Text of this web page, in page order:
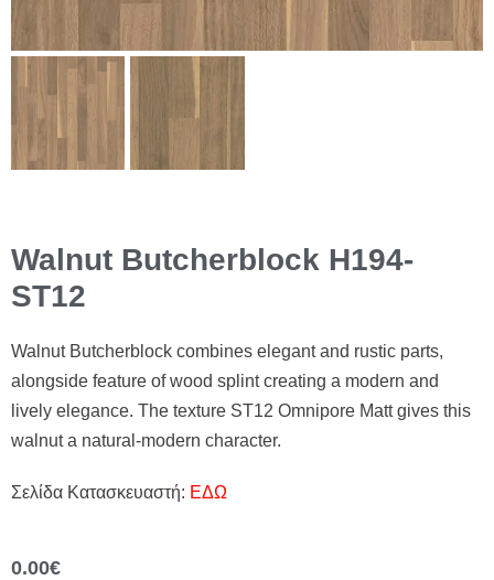
Walnut Butcherblock H194-
ST12
Walnut Butcherblock combines elegant and rustic parts,
alongside feature of wood splint creating a modern and
lively elegance. The texture ST12 Omnipore Matt gives this
walnut a natural-modern character.
Σελίδα Κατασκευαστή: ΕΔΩ
0.00€